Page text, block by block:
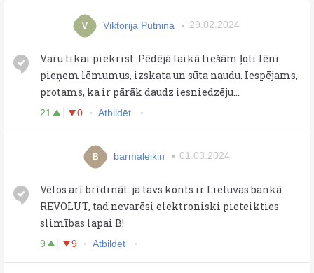
V Viktorija Putnina 29.02.2024
Varu tikai piekrist. Pēdējā laikā tiešām ļoti lēni
pieņem lēmumus, izskata un sūta naudu. Iespējams,
protams, ka ir pārāk daudz iesniedzēju...
21 0 Atbildēt
B barmaleikin 01.03.2024
Vēlos arī brīdināt: ja tavs konts ir Lietuvas bankā
REVOLUT, tad nevarēsi elektroniski pieteikties
slimības lapai B!
9 9 Atbildēt